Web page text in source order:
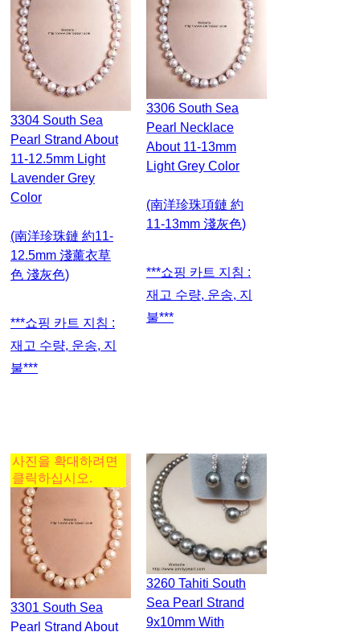
3304 South Sea
Pearl Strand About
11-12.5mm Light
Lavender Grey
Color
(南洋珍珠鏈 約11-
12.5mm 淺薰衣草
色 淺灰色)
***쇼핑 카트 지침 :
재고 수량, 운송, 지
불***
3306 South Sea
Pearl Necklace
About 11-13mm
Light Grey Color
(南洋珍珠項鏈 約
11-13mm 淺灰色)
***쇼핑 카트 지침 :
재고 수량, 운송, 지
불***
사진을 확대하려면
클릭하십시오.
3301 South Sea
Pearl Strand About
3260 Tahiti South
Sea Pearl Strand
9x10mm With